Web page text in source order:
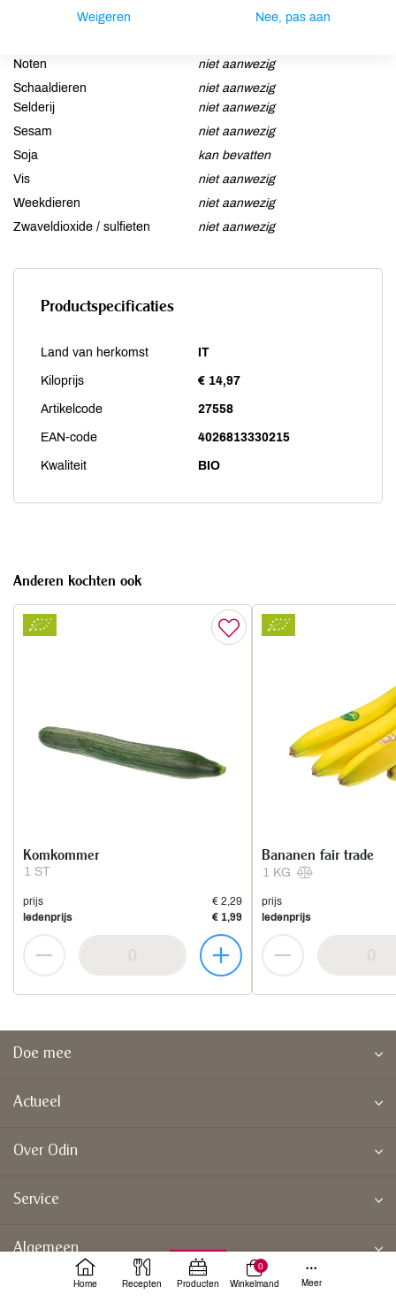
niet aanwezig
Noten
niet aanwezig
Schaaldieren
niet aanwezig
Selderij
niet aanwezig
Sesam
niet aanwezig
Soja
kan bevatten
Vis
niet aanwezig
Weekdieren
niet aanwezig
Zwaveldioxide / sulfieten
niet aanwezig
Productspecificaties
Land van herkomst IT
Kiloprijs € 14,97
Artikelcode 27558
EAN-code 4026813330215
Kwaliteit BIO
Anderen kochten ook
1 ST
Komkommer
prijs
€ 2,29
ledenprijs
€ 1,99
1 KG
Bananen fair trade
prijs
ledenprijs
Doe mee
Actueel
Over Odin
Service
Algemeen
Home Recepten Producten
0
Winkelmand
Meer
Weigeren Nee, pas aan